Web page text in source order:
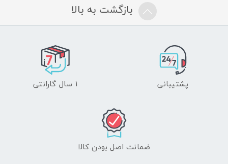
۱- باکس کنترل (مدیریت کنترل زهر گیری ، انتخاب
نوع زهرگیری و زمان زهرگیری در باکس کنترل مشخص
می شود )
۲- کارتشوکر یا پنل زهرگیر( این کارت در ابعاد درب کندو
یعنی استاندارد کندوی لانگسترود جهت استحصال هر
چه بهتر زهر چه در داخل کندو و چه در بیرون کندو
بازگشت به بالا
پشتیبانی 1 سال گارانتی
ضمانت اصل بودن کالا